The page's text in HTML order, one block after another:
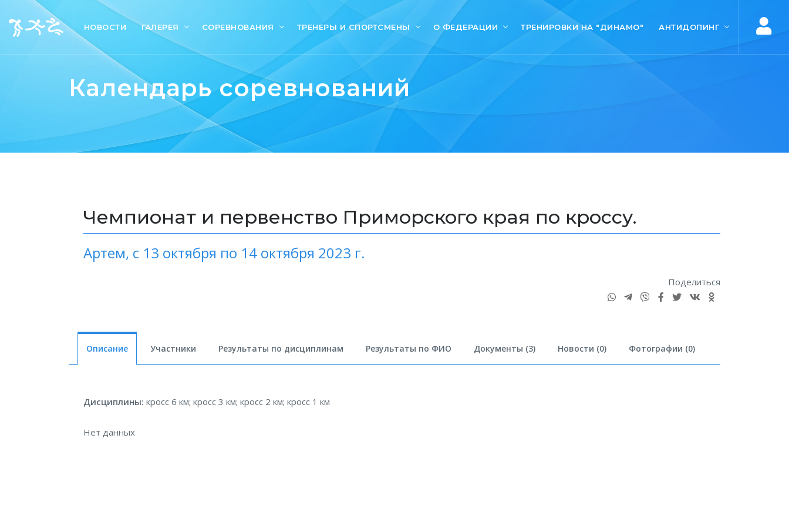
НОВОСТИ ГАЛЕРЕЯ СОРЕВНОВАНИЯ ТРЕНЕРЫ И СПОРТСМЕНЫ О ФЕДЕРАЦИИ ТРЕНИРОВКИ НА "ДИНАМО" АНТИДОПИНГ
Календарь соревнований
Чемпионат и первенство Приморского края по кроссу.
Артем, с 13 октября по 14 октября 2023 г.
Поделиться
Описание Участники Результаты по дисциплинам Результаты по ФИО Документы (3) Новости (0) Фотографии (0)
Дисциплины: кросс 6 км; кросс 3 км; кросс 2 км; кросс 1 км
Нет данных